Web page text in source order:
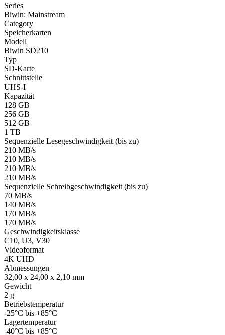
Series
Biwin: Mainstream
Category
Speicherkarten
Modell
Biwin SD210
Typ
SD-Karte
Schnittstelle
UHS-I
Kapazität
128 GB
256 GB
512 GB
1 TB
Sequenzielle Lesegeschwindigkeit (bis zu)
210 MB/s
210 MB/s
210 MB/s
210 MB/s
Sequenzielle Schreibgeschwindigkeit (bis zu)
70 MB/s
140 MB/s
170 MB/s
170 MB/s
Geschwindigkeitsklasse
C10, U3, V30
Videoformat
4K UHD
Abmessungen
32,00 x 24,00 x 2,10 mm
Gewicht
2 g
Betriebstemperatur
-25°C bis +85°C
Lagertemperatur
-40°C bis +85°C